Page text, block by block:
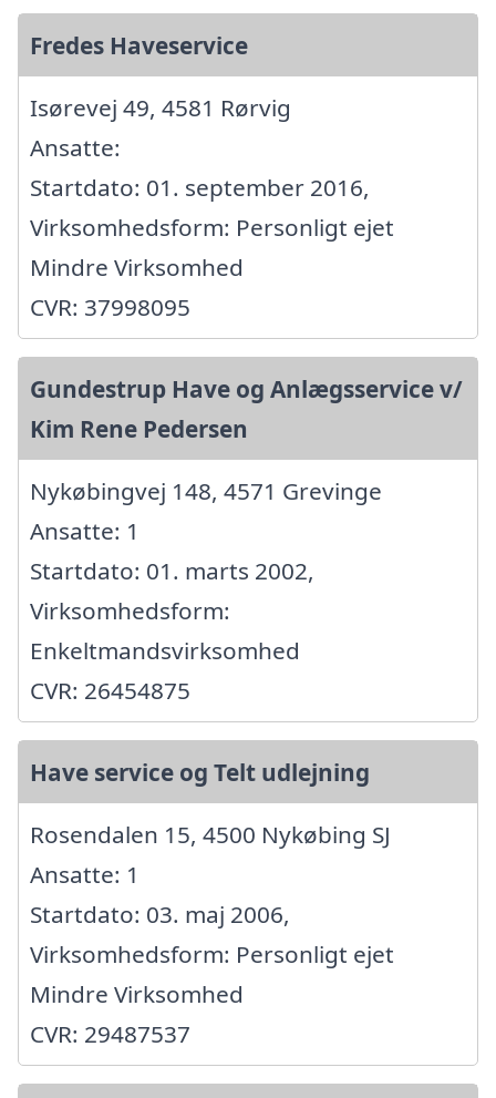
Fredes Haveservice
Isørevej 49, 4581 Rørvig
Ansatte:
Startdato: 01. september 2016,
Virksomhedsform: Personligt ejet
Mindre Virksomhed
CVR: 37998095
Gundestrup Have og Anlægsservice v/
Kim Rene Pedersen
Nykøbingvej 148, 4571 Grevinge
Ansatte: 1
Startdato: 01. marts 2002,
Virksomhedsform:
Enkeltmandsvirksomhed
CVR: 26454875
Have service og Telt udlejning
Rosendalen 15, 4500 Nykøbing SJ
Ansatte: 1
Startdato: 03. maj 2006,
Virksomhedsform: Personligt ejet
Mindre Virksomhed
CVR: 29487537